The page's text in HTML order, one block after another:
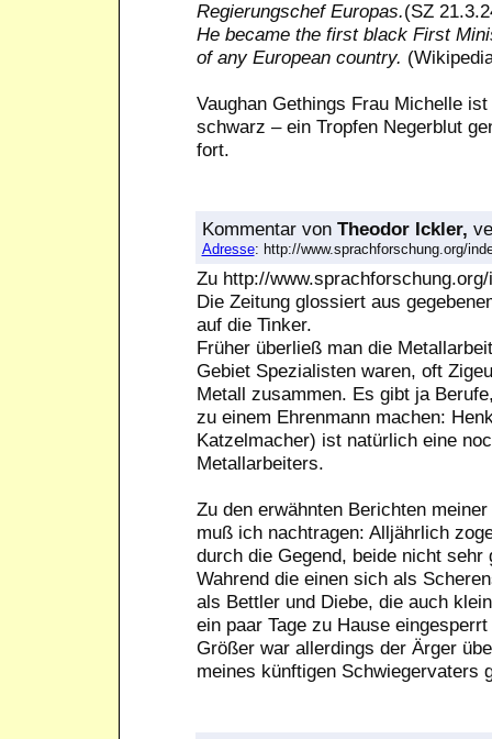
Regierungschef Europas.(SZ
He became the first black First
of any European country.
Vaughan Gethings Frau Michelle
schwarz – ein Tropfen Negerblut
fort.
Kommentarvon Theodor Ickler,
Adresse: http://www.sprachforschung.org/
Zu http://
Die Zeitung glossiert aus
auf die Tinker.
Früher überließ man die
Gebiet Spezialisten waren, oft
Metall zusammen. Es gibt ja
zu einem Ehrenmann machen:
Katzelmacher) ist natürlich eine
Metallarbeiters.
Zu den erwähnten Berichten
muß ich nachtragen: Alljährlich
durch die Gegend, beide nicht
Wahrend die einen sich als
als Bettler und Diebe, die auch
ein paar Tage zu Hause
Größer war allerdings der Ärger
meines künftigen Schwiegervaters